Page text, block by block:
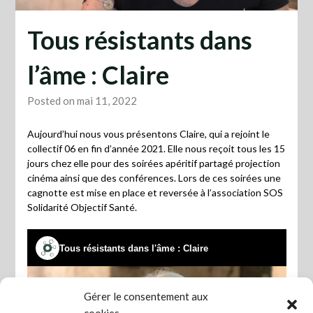
Gérer le consentement aux
Tous résistants dans
l’âme : Claire
Posted on mai 11, 2022
Aujourd’hui nous vous présentons Claire, qui a rejoint le
collectif 06 en fin d’année 2021. Elle nous reçoit tous les 15
jours chez elle pour des soirées apéritif partagé projection
cinéma ainsi que des conférences. Lors de ces soirées une
cagnotte est mise en place et reversée à l’association SOS
Solidarité Objectif Santé.